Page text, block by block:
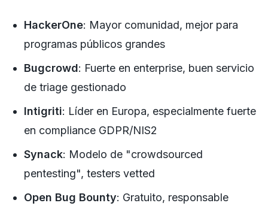
HackerOne: Mayor comunidad, mejor para
programas públicos grandes
Bugcrowd: Fuerte en enterprise, buen servicio
de triage gestionado
Intigriti: Líder en Europa, especialmente fuerte
en compliance GDPR/NIS2
Synack: Modelo de "crowdsourced
pentesting", testers vetted
Open Bug Bounty: Gratuito, responsable